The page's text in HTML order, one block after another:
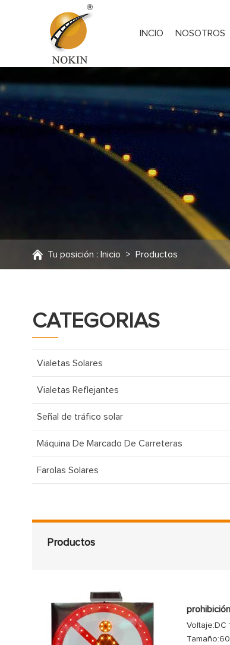
INCIO NOSOTROS
Tu posición : Inicio > Productos
CATEGORIAS
Vialetas Solares
Vialetas Reflejantes
Señal de tráfico solar
Máquina De Marcado De Carreteras
Farolas Solares
Productos
Voltaje:DC